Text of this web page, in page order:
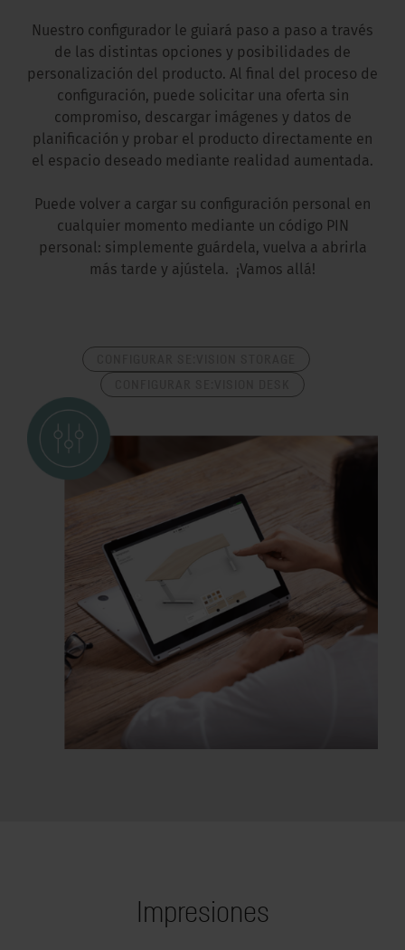
Nuestro configurador le guiará paso a paso a través
de las distintas opciones y posibilidades de
personalización del producto. Al final del proceso de
configuración, puede solicitar una oferta sin
compromiso, descargar imágenes y datos de
planificación y probar el producto directamente en
el espacio deseado mediante realidad aumentada.
Puede volver a cargar su configuración personal en
cualquier momento mediante un código PIN
personal: simplemente guárdela, vuelva a abrirla
más tarde y ajústela. ¡Vamos allá!
Impresiones